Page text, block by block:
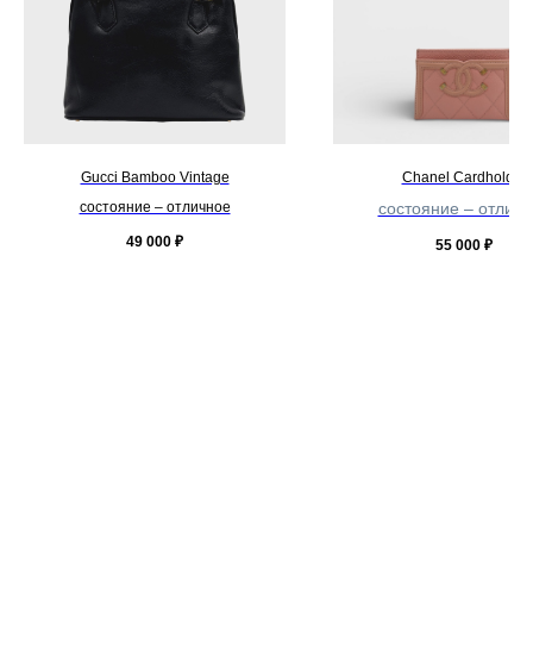
Gucci Bamboo Vintage
состояние – отличное
49 000 ₽
Chanel Cardholder
состояние –
55 000 ₽